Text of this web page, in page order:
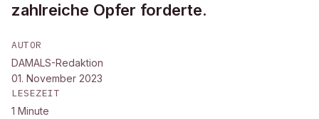
zahlreiche Opfer forderte.
AUTOR
DAMALS-Redaktion
01. November 2023
LESEZEIT
1 Minute